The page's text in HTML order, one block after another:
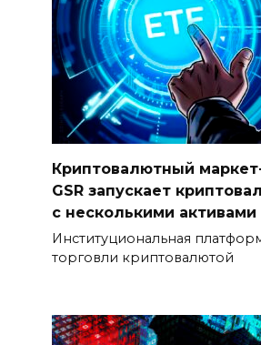
Криптовалютный
GSR запускает
с несколькими активами
Институциональная
торговли криптовалютой